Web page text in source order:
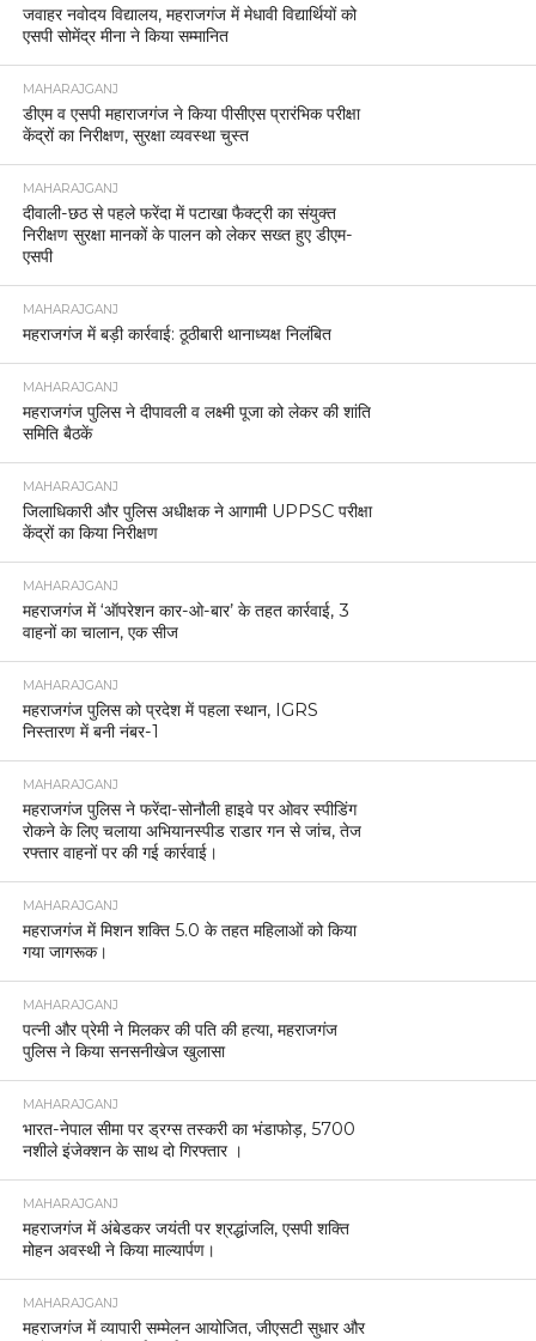
जवाहर नवोदय विद्यालय, महराजगंज में मेधावी विद्यार्थियों को
एसपी सोमेंद्र मीना ने किया सम्मानित
MAHARAJGANJ
डीएम व एसपी महाराजगंज ने किया पीसीएस प्रारंभिक परीक्षा
केंद्रों का निरीक्षण, सुरक्षा व्यवस्था चुस्त
MAHARAJGANJ
दीवाली-छठ से पहले फरेंदा में पटाखा फैक्ट्री का संयुक्त
निरीक्षण सुरक्षा मानकों के पालन को लेकर सख्त हुए डीएम-
एसपी
MAHARAJGANJ
महराजगंज में बड़ी कार्रवाई: ठूठीबारी थानाध्यक्ष निलंबित
MAHARAJGANJ
महराजगंज पुलिस ने दीपावली व लक्ष्मी पूजा को लेकर की शांति
समिति बैठकें
MAHARAJGANJ
जिलाधिकारी और पुलिस अधीक्षक ने आगामी UPPSC परीक्षा
केंद्रों का किया निरीक्षण
MAHARAJGANJ
महराजगंज में ‘ऑपरेशन कार-ओ-बार’ के तहत कार्रवाई, 3
वाहनों का चालान, एक सीज
MAHARAJGANJ
महराजगंज पुलिस को प्रदेश में पहला स्थान, IGRS
निस्तारण में बनी नंबर-1
MAHARAJGANJ
महराजगंज पुलिस ने फरेंदा-सोनौली हाइवे पर ओवर स्पीडिंग
रोकने के लिए चलाया अभियानस्पीड राडार गन से जांच, तेज
रफ्तार वाहनों पर की गई कार्रवाई।
MAHARAJGANJ
महराजगंज में मिशन शक्ति 5.0 के तहत महिलाओं को किया
गया जागरूक।
MAHARAJGANJ
पत्नी और प्रेमी ने मिलकर की पति की हत्या, महराजगंज
पुलिस ने किया सनसनीखेज खुलासा
MAHARAJGANJ
भारत-नेपाल सीमा पर ड्रग्स तस्करी का भंडाफोड़, 5700
नशीले इंजेक्शन के साथ दो गिरफ्तार ।
MAHARAJGANJ
महराजगंज में अंबेडकर जयंती पर श्रद्धांजलि, एसपी शक्ति
मोहन अवस्थी ने किया माल्यार्पण।
MAHARAJGANJ
महराजगंज में व्यापारी सम्मेलन आयोजित, जीएसटी सुधार और